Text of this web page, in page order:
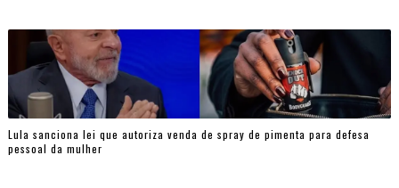
Lula sanciona lei que autoriza venda de spray de pimenta para defesa
pessoal da mulher